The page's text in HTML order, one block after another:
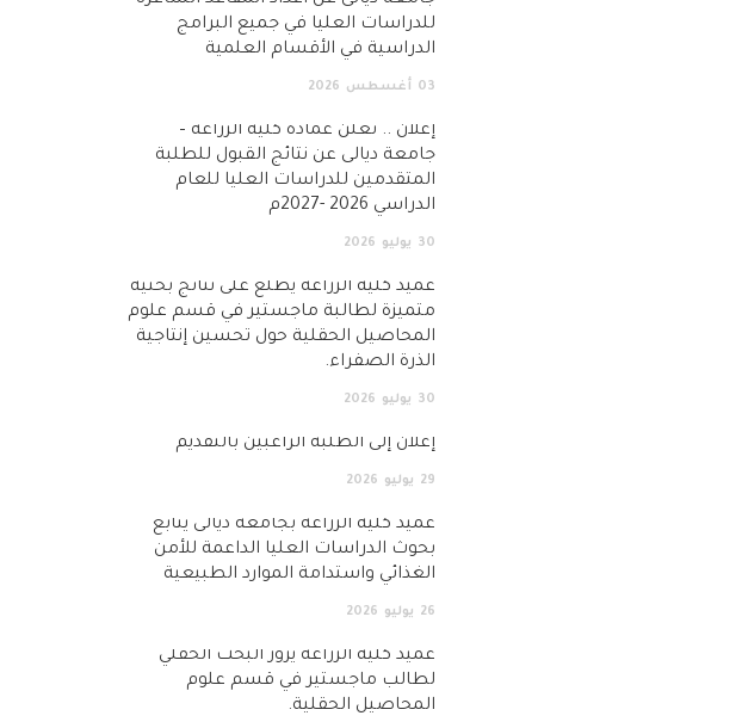
للدراسات العليا في جميع البرامج
الدراسية في الأقسام العلمية
03 أغسطس 2026
إعلان .. تعلن عمادة كلية الزراعة –
جامعة ديالى عن نتائج القبول للطلبة
المتقدمين للدراسات العليا للعام
الدراسي 2026 -2027م
30 يوليو 2026
عميد كلية الزراعة يطّلع على نتائج بحثية
متميزة لطالبة ماجستير في قسم علوم
المحاصيل الحقلية حول تحسين إنتاجية
الذرة الصفراء.
30 يوليو 2026
إعلان إلى الطلبة الراغبين بالتقديم
29 يوليو 2026
عميد كلية الزراعة بجامعة ديالى يتابع
بحوث الدراسات العليا الداعمة للأمن
الغذائي واستدامة الموارد الطبيعية
26 يوليو 2026
عميد كلية الزراعة يزور البحث الحقلي
لطالب ماجستير في قسم علوم
المحاصيل الحقلية.